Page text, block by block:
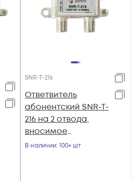
SNR-T-216
Ответвитель
абонентский SNR-T-
216 на 2 отвода,
вносимое
затухание IN-TAP
В наличии: 100+ шт